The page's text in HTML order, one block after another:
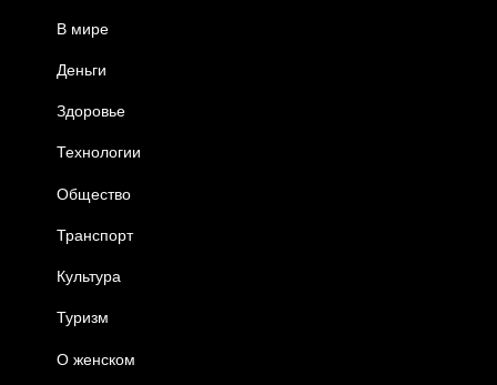
В мире
Деньги
Здоровье
Технологии
Общество
Транспорт
Культура
Туризм
О женском